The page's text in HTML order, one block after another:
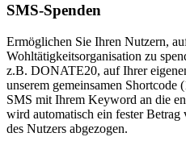
SMS-Spenden
Ermöglichen Sie Ihren Nutzern,
Wohltätigkeitsorganisation zu
z.B. DONATE20, auf Ihrer
unserem gemeinsamen Shortcode
SMS mit Ihrem Keyword an die
wird automatisch ein fester
des Nutzers abgezogen.